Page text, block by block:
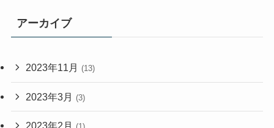
アーカイブ
2023年11月 (13)
2023年3月 (3)
2023年2月